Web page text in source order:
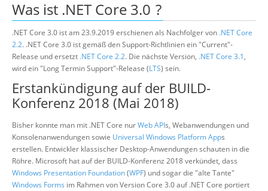
Was ist .NET Core 3.0 ?
.NET Core 3.0 ist am 23.9.2019 erschienen als Nachfolger von .NET Core
2.2. .NET Core 3.0 ist gemäß den Support-Richtlinien ein "Current"-
Release und ersetzt .NET Core 2.2. Die nächste Version, .NET Core 3.1,
wird ein "Long Termin Support"-Release (LTS) sein.
Erstankündigung auf der BUILD-
Konferenz 2018 (Mai 2018)
Bisher konnte man mit .NET Core nurWeb APIs, Webanwendungen und
Konsolenanwendungen sowie Universal Windows Platform Apps
erstellen. Entwickler klassischer Desktop-Anwendungen schauten in die
Röhre. Microsoft hat auf der BUILD-Konferenz 2018 verkündet, dass
Windows Presentation Foundation(WPF) und sogar die "alte Tante"
Windows Forms im Rahmen von Version Core 3.0 auf .NET Core portiert